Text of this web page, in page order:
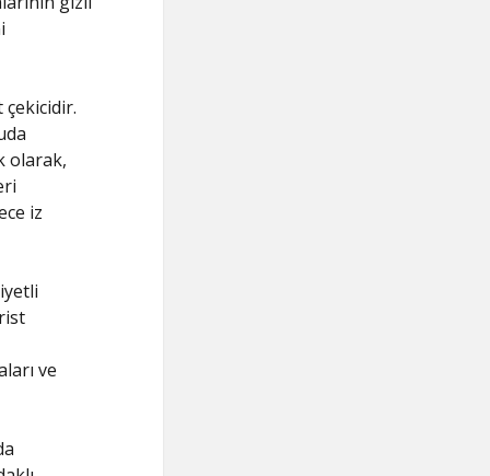
çekicidir.
olarak,
iz
ve